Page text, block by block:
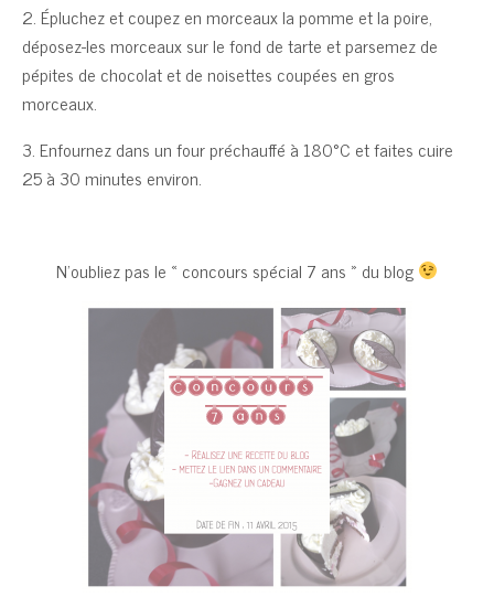
2. Épluchez et coupez en morceaux la pomme et la poire,
déposez-les morceaux sur le fond de tarte et parsemez de
pépites de chocolat et de noisettes coupées en gros
morceaux.
3. Enfournez dans un four préchauffé à 180°C et faites cuire
25 à 30 minutes environ.
N’oubliez pas le « concours spécial 7 ans » du blog